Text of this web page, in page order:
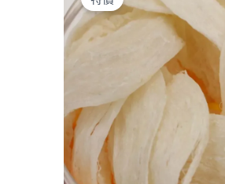
圍：
$5,400.00
到
$9,400.00